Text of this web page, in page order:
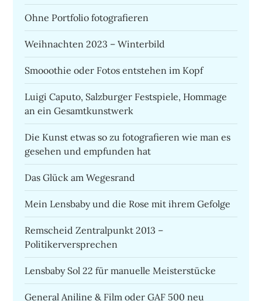
Ohne Portfolio fotografieren
Weihnachten 2023 – Winterbild
Smooothie oder Fotos entstehen im Kopf
Luigi Caputo, Salzburger Festspiele, Hommage
an ein Gesamtkunstwerk
Die Kunst etwas so zu fotografieren wie man es
gesehen und empfunden hat
Das Glück am Wegesrand
Mein Lensbaby und die Rose mit ihrem Gefolge
Remscheid Zentralpunkt 2013 –
Politikerversprechen
Lensbaby Sol 22 für manuelle Meisterstücke
General Aniline & Film oder GAF 500 neu